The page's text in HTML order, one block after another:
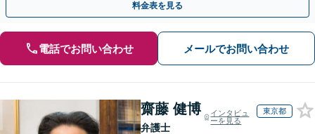
料金表を見る
電話でお問い合わせ メールでお問い合わせ
齋藤 健博
弁護士
インタビュ
ーを見る
東京都